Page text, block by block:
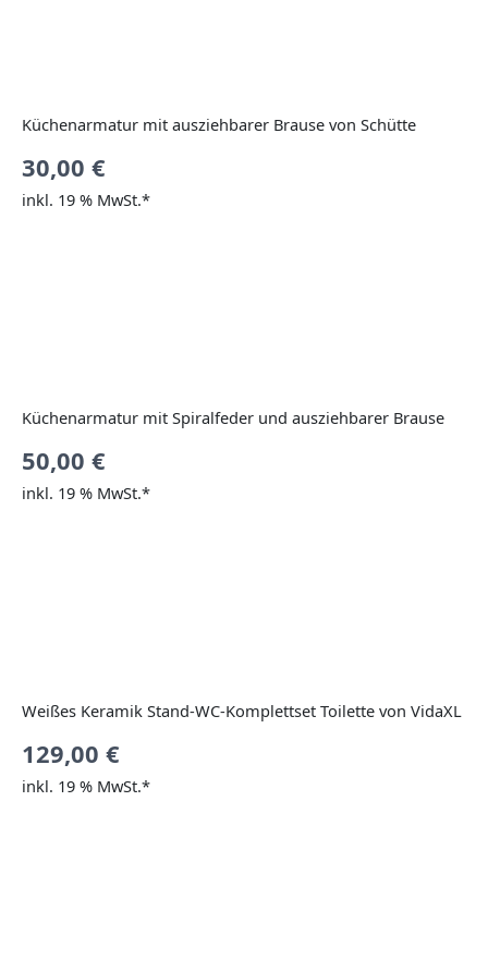
Küchenarmatur mit ausziehbarer Brause von Schütte
30,00 €
inkl. 19 % MwSt.*
Küchenarmatur mit Spiralfeder und ausziehbarer Brause
50,00 €
inkl. 19 % MwSt.*
Weißes Keramik Stand-WC-Komplettset Toilette von VidaXL
129,00 €
inkl. 19 % MwSt.*